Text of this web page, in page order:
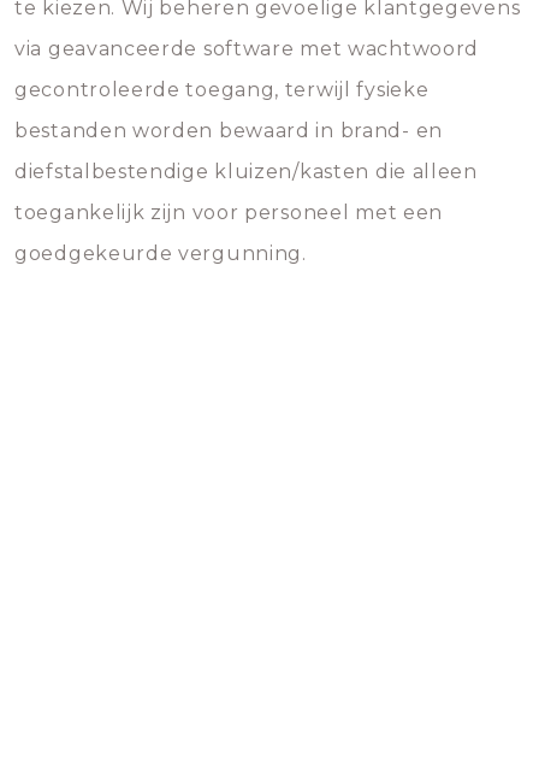
te kiezen. Wij beheren gevoelige klantgegevens
via geavanceerde software met wachtwoord
gecontroleerde toegang, terwijl fysieke
bestanden worden bewaard in brand- en
diefstalbestendige kluizen/kasten die alleen
toegankelijk zijn voor personeel met een
goedgekeurde vergunning.